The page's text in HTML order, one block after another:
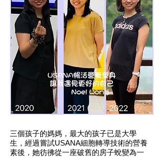
三個孩子的媽媽，最大的孩子已是大學
生，經過嘗試USANA細胞轉導技術的營養
素後，她彷彿從一座破舊的房子蛻變為一